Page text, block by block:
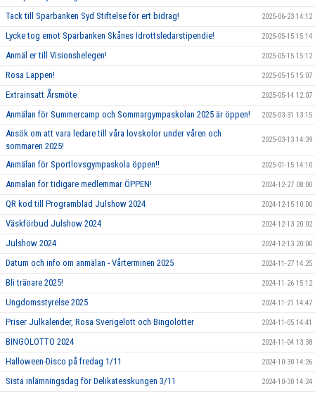
Tack till Sparbanken Syd Stiftelse för ert bidrag! 2025-06-23 14:12
Lycke tog emot Sparbanken Skånes Idrottsledarstipendie! 2025-05-15 15:14
Anmäl er till Visionshelegen! 2025-05-15 15:12
Rosa Lappen! 2025-05-15 15:07
Extrainsatt Årsmöte 2025-05-14 12:07
Anmälan för Summercamp och Sommargympaskolan 2025 är öppen! 2025-03-31 13:15
Ansök om att vara ledare till våra lovskolor under våren och
sommaren 2025!
2025-03-13 14:39
Anmälan för Sportlovsgympaskola öppen!! 2025-01-15 14:10
Anmälan för tidigare medlemmar ÖPPEN! 2024-12-27 08:00
QR kod till Programblad Julshow 2024 2024-12-15 10:00
Väskförbud Julshow 2024 2024-12-13 20:02
Julshow 2024 2024-12-13 20:00
Datum och info om anmälan - Vårterminen 2025 2024-11-27 14:25
Bli tränare 2025! 2024-11-26 15:12
Ungdomsstyrelse 2025 2024-11-21 14:47
Priser Julkalender, Rosa Sverigelott och Bingolotter 2024-11-05 14:41
BINGOLOTTO 2024 2024-11-04 13:38
Halloween-Disco på fredag 1/11 2024-10-30 14:26
Sista inlämningsdag för Delikatesskungen 3/11 2024-10-30 14:24